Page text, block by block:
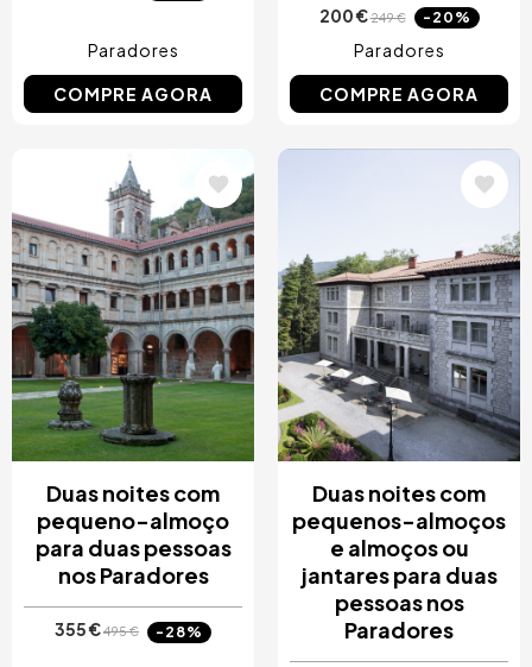
Paradores
COMPRE AGORA
200 €249 € -20%
Paradores
COMPRE AGORA
Imagem
Duas noites com
pequeno-almoço
para duas pessoas
nos Paradores
355 €495 € -28%
Duas noites com
pequenos-almoços
e almoços ou
jantares para duas
pessoas nos
Paradores